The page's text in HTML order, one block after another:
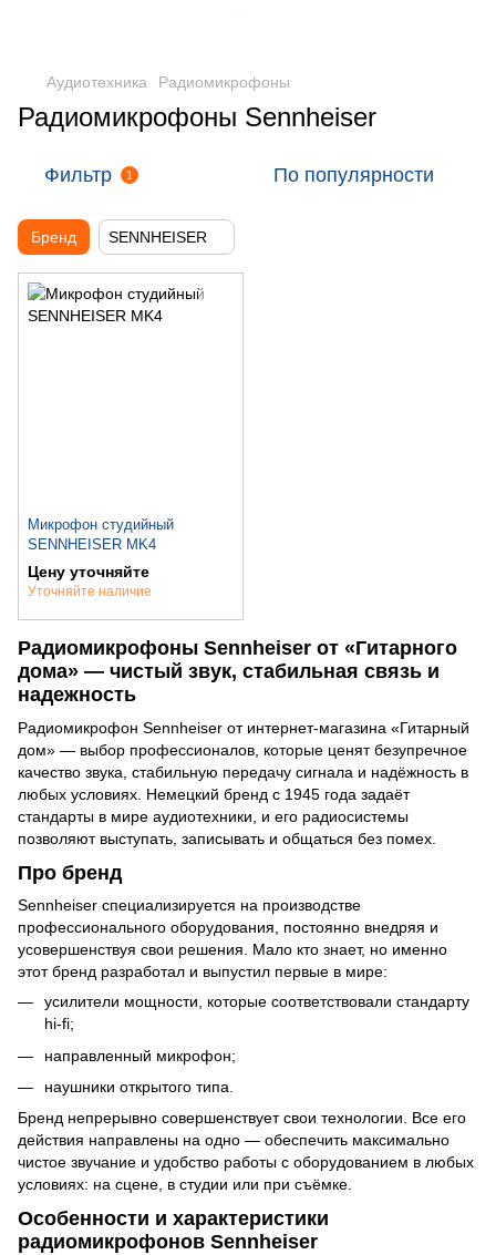
Аудиотехника Радиомикрофоны
Радиомикрофоны Sennheiser
Фильтр 1 По популярности
Бренд SENNHEISER
Микрофон студийный
SENNHEISER MK4
Цену уточняйте
Уточняйте наличие
Радиомикрофоны Sennheiser от «Гитарного
дома» — чистый звук, стабильная связь и
надежность
Радиомикрофон Sennheiser от интернет-магазина «Гитарный
дом» — выбор профессионалов, которые ценят безупречное
качество звука, стабильную передачу сигнала и надёжность в
любых условиях. Немецкий бренд с 1945 года задаёт
стандарты в мире аудиотехники, и его радиосистемы
позволяют выступать, записывать и общаться без помех.
Про бренд
Sennheiser специализируется на производстве
профессионального оборудования, постоянно внедряя и
усовершенствуя свои решения. Мало кто знает, но именно
этот бренд разработал и выпустил первые в мире:
усилители мощности, которые соответствовали стандарту
hi-fi;
направленный микрофон;
наушники открытого типа.
Бренд непрерывно совершенствует свои технологии. Все его
действия направлены на одно — обеспечить максимально
чистое звучание и удобство работы с оборудованием в любых
условиях: на сцене, в студии или при съёмке.
Особенности и характеристики
радиомикрофонов Sennheiser